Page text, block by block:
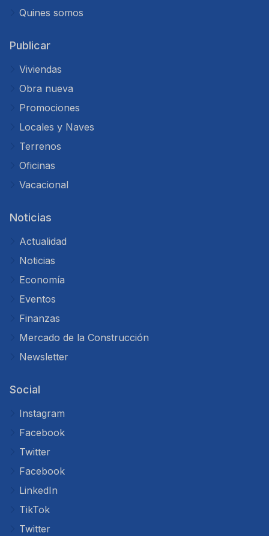
Quines somos
Publicar
Viviendas
Obra nueva
Promociones
Locales y Naves
Terrenos
Oficinas
Vacacional
Noticias
Actualidad
Noticias
Economía
Eventos
Finanzas
Mercado de la Construcción
Newsletter
Social
Instagram
Facebook
Twitter
Facebook
LinkedIn
TikTok
Twitter